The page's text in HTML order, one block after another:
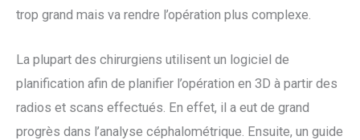
trop grand mais va rendre l’opération plus complexe.
La plupart des chirurgiens utilisent un logiciel de
planification afin de planifier l’opération en 3D à partir des
radios et scans effectués. En effet, il a eut de grand
progrès dans l’analyse céphalométrique. Ensuite, un guide